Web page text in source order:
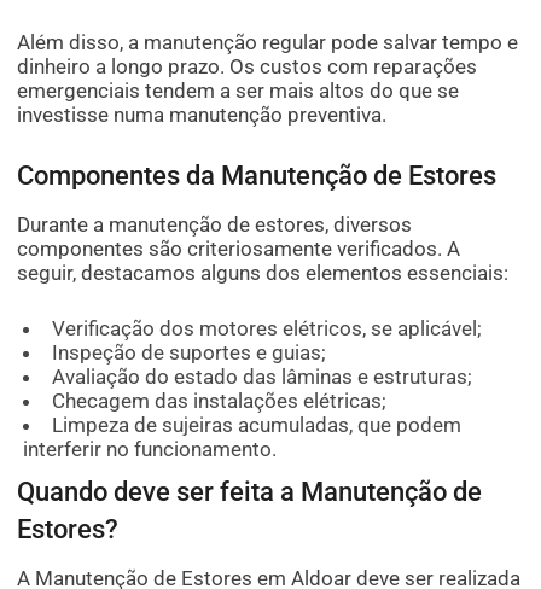
Além disso, a manutenção regular pode salvar tempo e
dinheiro a longo prazo. Os custos com reparações
emergenciais tendem a ser mais altos do que se
investisse numa manutenção preventiva.
Componentes da Manutenção de Estores
Durante a manutenção de estores, diversos
componentes são criteriosamente verificados. A
seguir, destacamos alguns dos elementos essenciais:
Verificação dos motores elétricos, se aplicável;
Inspeção de suportes e guias;
Avaliação do estado das lâminas e estruturas;
Checagem das instalações elétricas;
Limpeza de sujeiras acumuladas, que podem
interferir no funcionamento.
Quando deve ser feita a Manutenção de
Estores?
A Manutenção de Estores em Aldoar deve ser realizada